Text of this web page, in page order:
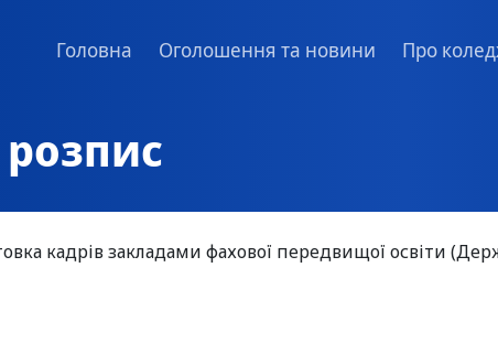
Головна Оголошення та новини Про
кадрів закладами фахової передвищої освіти